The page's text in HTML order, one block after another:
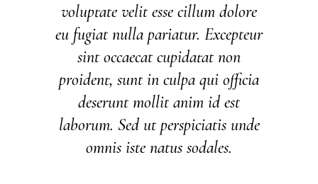
voluptate velit esse cillum dolore
eu fugiat nulla pariatur. Excepteur
sint occaecat cupidatat non
proident, sunt in culpa qui officia
deserunt mollit anim id est
laborum. Sed ut perspiciatis unde
omnis iste natus sodales.